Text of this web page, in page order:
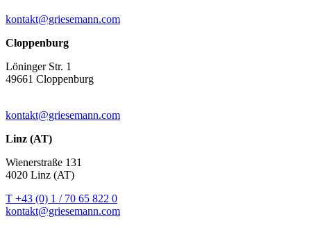
kontakt@griesemann.com
Cloppenburg
Löninger Str. 1
49661 Cloppenburg
kontakt@griesemann.com
Linz (AT)
Wienerstraße 131
4020 Linz (AT)
T +43 (0) 1 / 70 65 822 0
kontakt@griesemann.com